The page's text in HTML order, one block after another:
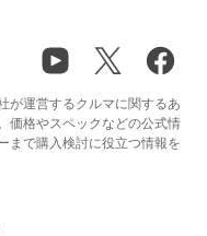
が運営するクルマに関するあ
価格やスペックなどの公式情
まで購入検討に役立つ情報を